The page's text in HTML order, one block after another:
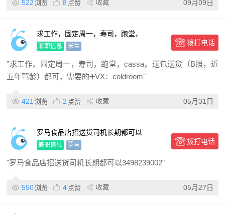
522 浏览 8 点赞 收藏 09月09日
求工作，固定周一，寿司，跑堂，
cassa，送包送货（B照，近五年驾龄）都
可，
兼职信息 米兰 拨打电话
"求工作，固定周一，寿司，跑堂，cassa，送包送货（B照，近
五年驾龄）都可，需要的➕VX：coldroom"
421 浏览 2 点赞 收藏 05月31日
罗马食品店招送货司机长期都可以
3498239002
兼职信息 罗马 拨打电话
"罗马食品店招送货司机长期都可以3498239002"
550浏览 4 点赞 收藏 05月27日